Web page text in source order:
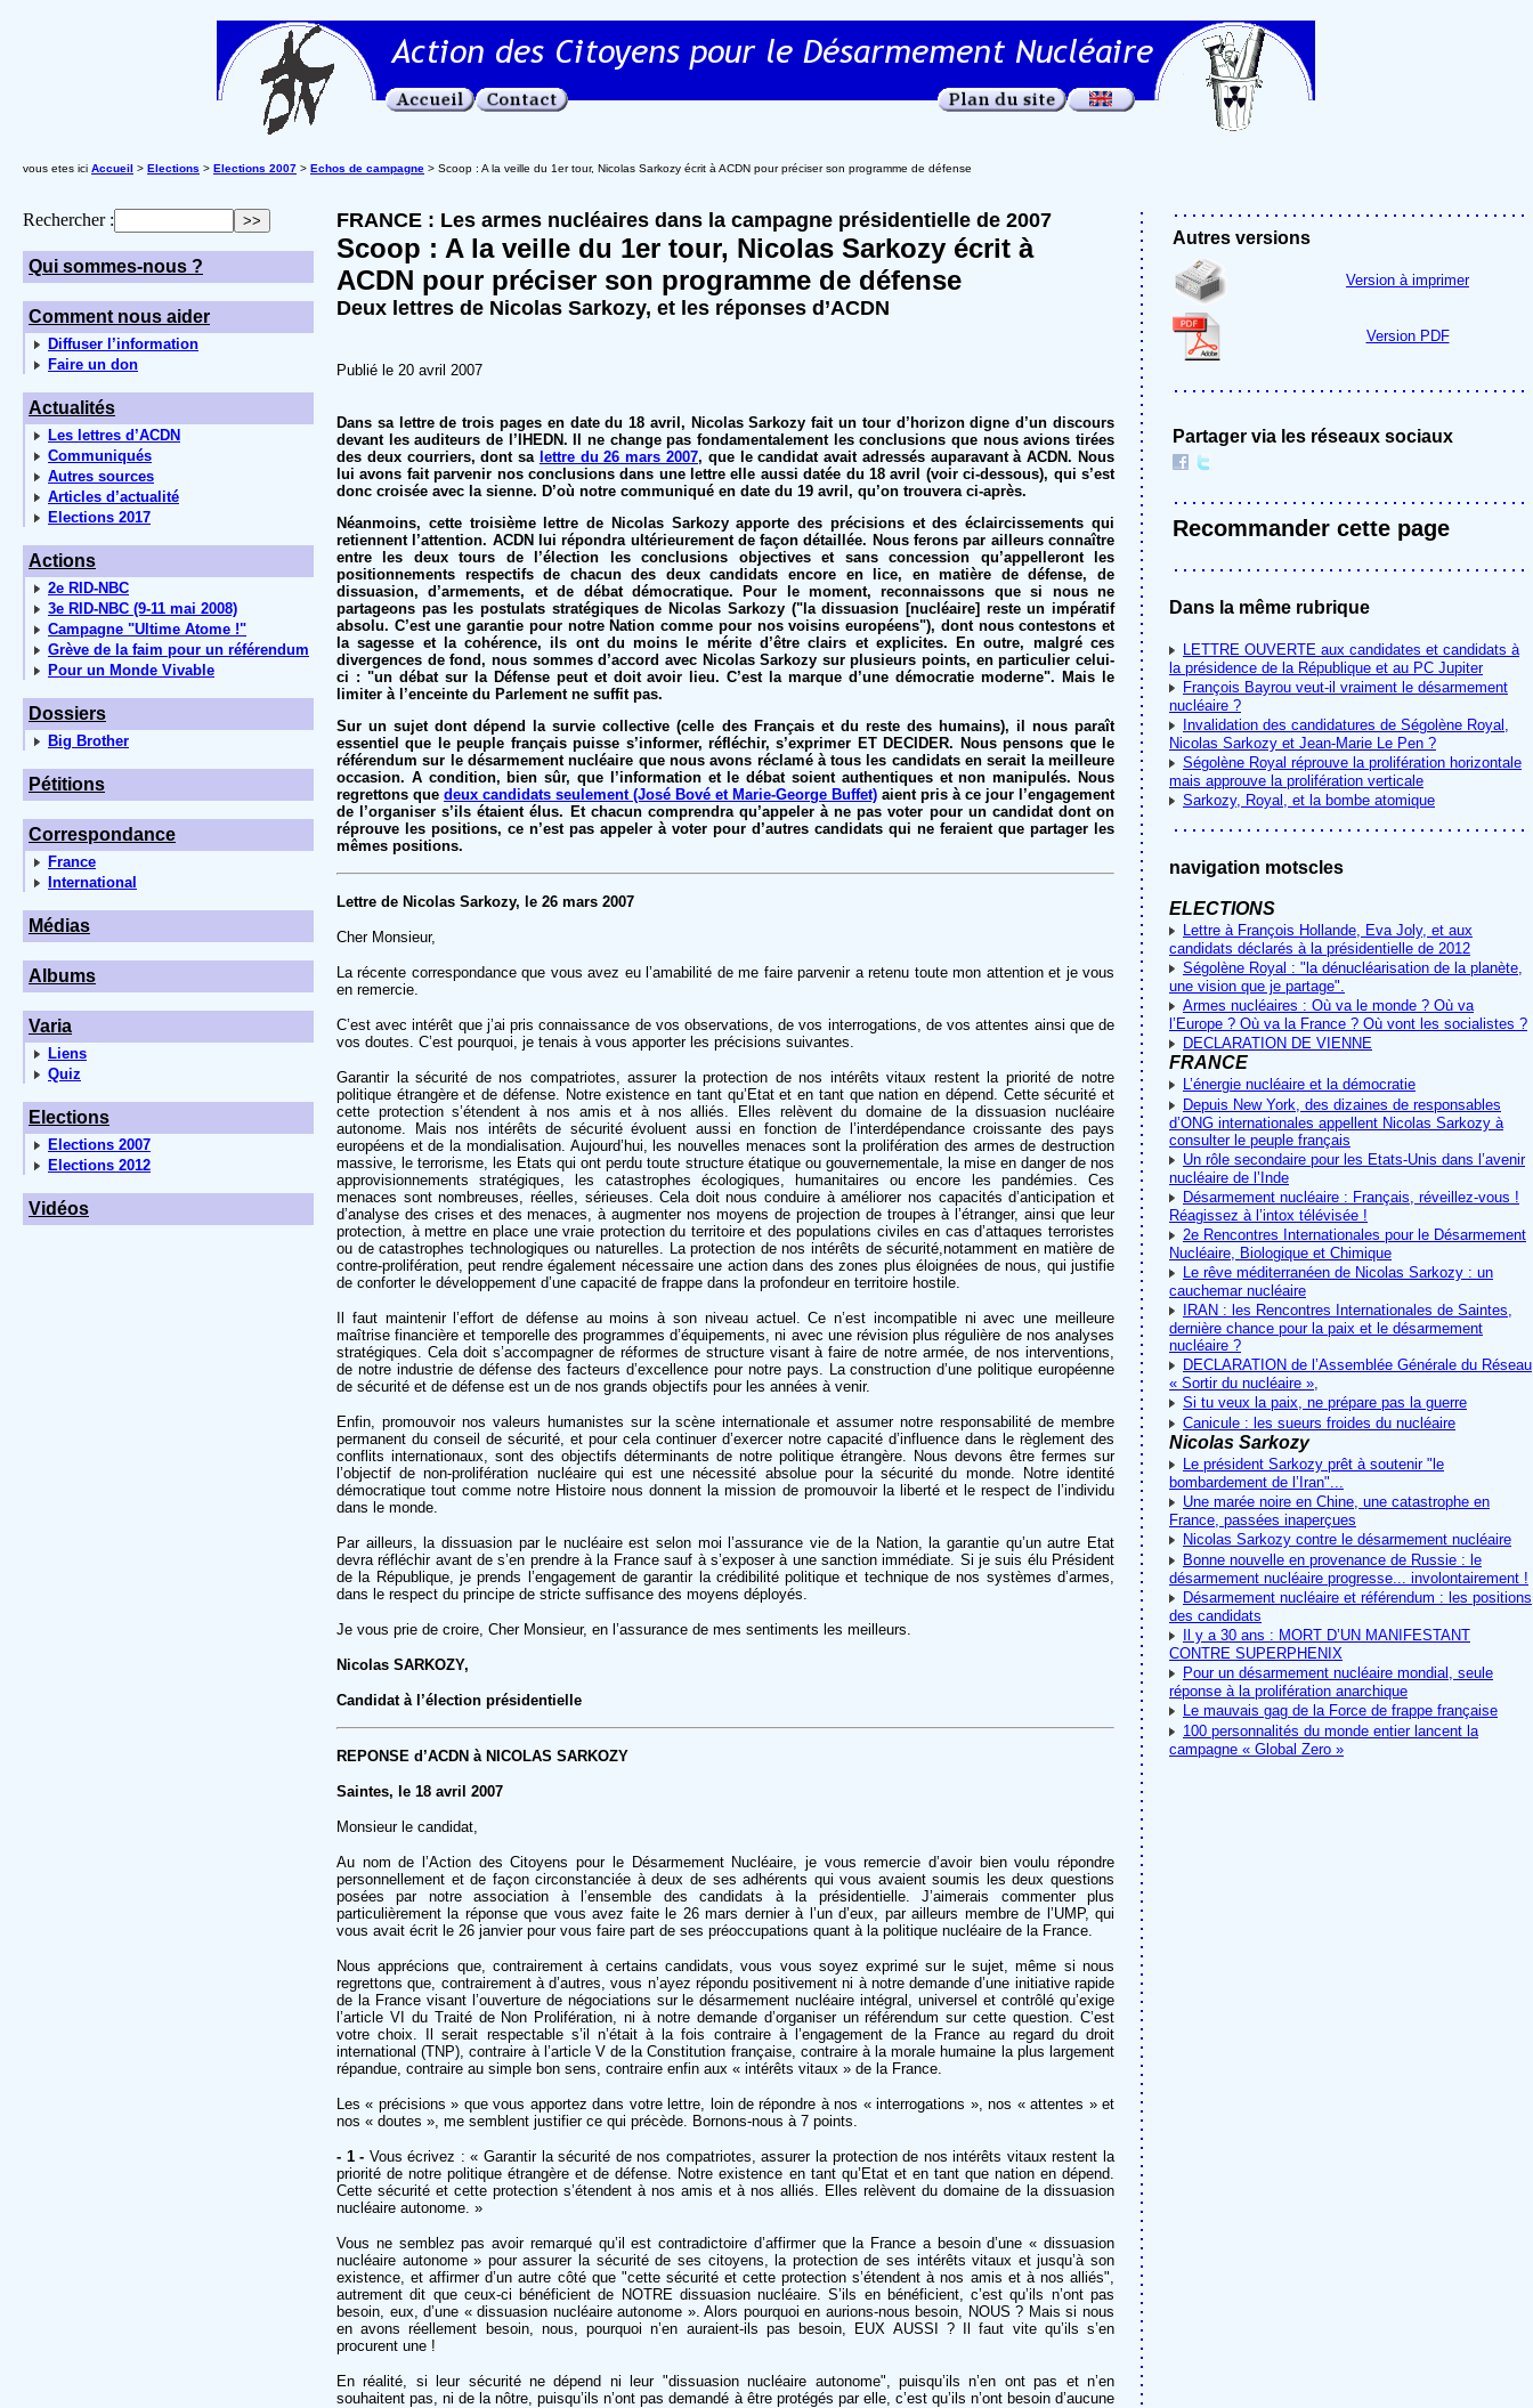
vous etes ici Accueil > Elections > Elections 2007 > Echos de campagne > Scoop : A la veille du 1er tour, Nicolas Sarkozy écrit à ACDN pour préciser son programme de défense
Rechercher :
Qui sommes-nous ?
Comment nous aider
Diffuser l’information
Faire un don
Actualités
Les lettres d’ACDN
Communiqués
Autres sources
Articles d’actualité
Elections 2017
Actions
2e RID-NBC
3e RID-NBC (9-11 mai 2008)
Campagne "Ultime Atome !"
Grève de la faim pour un référendum
Pour un Monde Vivable
Dossiers
Big Brother
Pétitions
Correspondance
France
International
Médias
Albums
Varia
Liens
Quiz
Elections
Elections 2007
Elections 2012
Vidéos
FRANCE : Les armes nucléaires dans la campagne présidentielle de 2007
Scoop : A la veille du 1er tour, Nicolas Sarkozy écrit à
ACDN pour préciser son programme de défense
Deux lettres de Nicolas Sarkozy, et les réponses d’ACDN
Publié le 20 avril 2007
Dans sa lettre de trois pages en date du 18 avril, Nicolas Sarkozy fait un tour d’horizon digne d’un discours
devant les auditeurs de l’IHEDN. Il ne change pas fondamentalement les conclusions que nous avions tirées
des deux courriers, dont sa lettre du 26 mars 2007, que le candidat avait adressés auparavant à ACDN. Nous
lui avons fait parvenir nos conclusions dans une lettre elle aussi datée du 18 avril (voir ci-dessous), qui s’est
donc croisée avec la sienne. D’où notre communiqué en date du 19 avril, qu’on trouvera ci-après.
Néanmoins, cette troisième lettre de Nicolas Sarkozy apporte des précisions et des éclaircissements qui
retiennent l’attention. ACDN lui répondra ultérieurement de façon détaillée. Nous ferons par ailleurs connaître
entre les deux tours de l’élection les conclusions objectives et sans concession qu’appelleront les
positionnements respectifs de chacun des deux candidats encore en lice, en matière de défense, de
dissuasion, d’armements, et de débat démocratique. Pour le moment, reconnaissons que si nous ne
partageons pas les postulats stratégiques de Nicolas Sarkozy ("la dissuasion [nucléaire] reste un impératif
absolu. C’est une garantie pour notre Nation comme pour nos voisins européens"), dont nous contestons et
la sagesse et la cohérence, ils ont du moins le mérite d’être clairs et explicites. En outre, malgré ces
divergences de fond, nous sommes d’accord avec Nicolas Sarkozy sur plusieurs points, en particulier celui-
ci : "un débat sur la Défense peut et doit avoir lieu. C’est la marque d’une démocratie moderne". Mais le
limiter à l’enceinte du Parlement ne suffit pas.
Sur un sujet dont dépend la survie collective (celle des Français et du reste des humains), il nous paraît
essentiel que le peuple français puisse s’informer, réfléchir, s’exprimer ET DECIDER. Nous pensons que le
référendum sur le désarmement nucléaire que nous avons réclamé à tous les candidats en serait la meilleure
occasion. A condition, bien sûr, que l’information et le débat soient authentiques et non manipulés. Nous
regrettons que deux candidats seulement (José Bové et Marie-George Buffet) aient pris à ce jour l’engagement
de l’organiser s’ils étaient élus. Et chacun comprendra qu’appeler à ne pas voter pour un candidat dont on
réprouve les positions, ce n’est pas appeler à voter pour d’autres candidats qui ne feraient que partager les
mêmes positions.
Lettre de Nicolas Sarkozy, le 26 mars 2007
Cher Monsieur,
La récente correspondance que vous avez eu l’amabilité de me faire parvenir a retenu toute mon attention et je vous
en remercie.
C’est avec intérêt que j’ai pris connaissance de vos observations, de vos interrogations, de vos attentes ainsi que de
vos doutes. C’est pourquoi, je tenais à vous apporter les précisions suivantes.
Garantir la sécurité de nos compatriotes, assurer la protection de nos intérêts vitaux restent la priorité de notre
politique étrangère et de défense. Notre existence en tant qu’Etat et en tant que nation en dépend. Cette sécurité et
cette protection s’étendent à nos amis et à nos alliés. Elles relèvent du domaine de la dissuasion nucléaire
autonome. Mais nos intérêts de sécurité évoluent aussi en fonction de l’interdépendance croissante des pays
européens et de la mondialisation. Aujourd’hui, les nouvelles menaces sont la prolifération des armes de destruction
massive, le terrorisme, les Etats qui ont perdu toute structure étatique ou gouvernementale, la mise en danger de nos
approvisionnements stratégiques, les catastrophes écologiques, humanitaires ou encore les pandémies. Ces
menaces sont nombreuses, réelles, sérieuses. Cela doit nous conduire à améliorer nos capacités d’anticipation et
d’analyse des crises et des menaces, à augmenter nos moyens de projection de troupes à l’étranger, ainsi que leur
protection, à mettre en place une vraie protection du territoire et des populations civiles en cas d’attaques terroristes
ou de catastrophes technologiques ou naturelles. La protection de nos intérêts de sécurité,notamment en matière de
contre-prolifération, peut rendre également nécessaire une action dans des zones plus éloignées de nous, qui justifie
de conforter le développement d’une capacité de frappe dans la profondeur en territoire hostile.
Il faut maintenir l’effort de défense au moins à son niveau actuel. Ce n’est incompatible ni avec une meilleure
maîtrise financière et temporelle des programmes d’équipements, ni avec une révision plus régulière de nos analyses
stratégiques. Cela doit s’accompagner de réformes de structure visant à faire de notre armée, de nos interventions,
de notre industrie de défense des facteurs d’excellence pour notre pays. La construction d’une politique européenne
de sécurité et de défense est un de nos grands objectifs pour les années à venir.
Enfin, promouvoir nos valeurs humanistes sur la scène internationale et assumer notre responsabilité de membre
permanent du conseil de sécurité, et pour cela continuer d’exercer notre capacité d’influence dans le règlement des
conflits internationaux, sont des objectifs déterminants de notre politique étrangère. Nous devons être fermes sur
l’objectif de non-prolifération nucléaire qui est une nécessité absolue pour la sécurité du monde. Notre identité
démocratique tout comme notre Histoire nous donnent la mission de promouvoir la liberté et le respect de l’individu
dans le monde.
Par ailleurs, la dissuasion par le nucléaire est selon moi l’assurance vie de la Nation, la garantie qu’un autre Etat
devra réfléchir avant de s’en prendre à la France sauf à s’exposer à une sanction immédiate. Si je suis élu Président
de la République, je prends l’engagement de garantir la crédibilité politique et technique de nos systèmes d’armes,
dans le respect du principe de stricte suffisance des moyens déployés.
Je vous prie de croire, Cher Monsieur, en l’assurance de mes sentiments les meilleurs.
Nicolas SARKOZY,
Candidat à l’élection présidentielle
REPONSE d’ACDN à NICOLAS SARKOZY
Saintes, le 18 avril 2007
Monsieur le candidat,
Au nom de l’Action des Citoyens pour le Désarmement Nucléaire, je vous remercie d’avoir bien voulu répondre
personnellement et de façon circonstanciée à deux de ses adhérents qui vous avaient soumis les deux questions
posées par notre association à l’ensemble des candidats à la présidentielle. J’aimerais commenter plus
particulièrement la réponse que vous avez faite le 26 mars dernier à l’un d’eux, par ailleurs membre de l’UMP, qui
vous avait écrit le 26 janvier pour vous faire part de ses préoccupations quant à la politique nucléaire de la France.
Nous apprécions que, contrairement à certains candidats, vous vous soyez exprimé sur le sujet, même si nous
regrettons que, contrairement à d’autres, vous n’ayez répondu positivement ni à notre demande d’une initiative rapide
de la France visant l’ouverture de négociations sur le désarmement nucléaire intégral, universel et contrôlé qu’exige
l’article VI du Traité de Non Prolifération, ni à notre demande d’organiser un référendum sur cette question. C’est
votre choix. Il serait respectable s’il n’était à la fois contraire à l’engagement de la France au regard du droit
international (TNP), contraire à l’article V de la Constitution française, contraire à la morale humaine la plus largement
répandue, contraire au simple bon sens, contraire enfin aux « intérêts vitaux » de la France.
Les « précisions » que vous apportez dans votre lettre, loin de répondre à nos « interrogations », nos « attentes » et
nos « doutes », me semblent justifier ce qui précède. Bornons-nous à 7 points.
- 1 - Vous écrivez : « Garantir la sécurité de nos compatriotes, assurer la protection de nos intérêts vitaux restent la
priorité de notre politique étrangère et de défense. Notre existence en tant qu’Etat et en tant que nation en dépend.
Cette sécurité et cette protection s’étendent à nos amis et à nos alliés. Elles relèvent du domaine de la dissuasion
nucléaire autonome. »
Vous ne semblez pas avoir remarqué qu’il est contradictoire d’affirmer que la France a besoin d’une « dissuasion
nucléaire autonome » pour assurer la sécurité de ses citoyens, la protection de ses intérêts vitaux et jusqu’à son
existence, et affirmer d’un autre côté que "cette sécurité et cette protection s’étendent à nos amis et à nos alliés",
autrement dit que ceux-ci bénéficient de NOTRE dissuasion nucléaire. S’ils en bénéficient, c’est qu’ils n’ont pas
besoin, eux, d’une « dissuasion nucléaire autonome ». Alors pourquoi en aurions-nous besoin, NOUS ? Mais si nous
en avons réellement besoin, nous, pourquoi n’en auraient-ils pas besoin, EUX AUSSI ? Il faut vite qu’ils s’en
procurent une !
En réalité, si leur sécurité ne dépend ni leur "dissuasion nucléaire autonome", puisqu’ils n’en ont pas et n’en
souhaitent pas, ni de la nôtre, puisqu’ils n’ont pas demandé à être protégés par elle, c’est qu’ils n’ont besoin d’aucune
Autres versions
Version à imprimer
Version PDF
Partager via les réseaux sociaux
Recommander cette page
Dans la même rubrique
LETTRE OUVERTE aux candidates et candidats à
la présidence de la République et au PC Jupiter
François Bayrou veut-il vraiment le désarmement
nucléaire ?
Invalidation des candidatures de Ségolène Royal,
Nicolas Sarkozy et Jean-Marie Le Pen ?
Ségolène Royal réprouve la prolifération horizontale
mais approuve la prolifération verticale
Sarkozy, Royal, et la bombe atomique
navigation motscles
ELECTIONS
Lettre à François Hollande, Eva Joly, et aux
candidats déclarés à la présidentielle de 2012
Ségolène Royal : "la dénucléarisation de la planète,
une vision que je partage".
Armes nucléaires : Où va le monde ? Où va
l’Europe ? Où va la France ? Où vont les socialistes ?
DECLARATION DE VIENNE
FRANCE
L’énergie nucléaire et la démocratie
Depuis New York, des dizaines de responsables
d’ONG internationales appellent Nicolas Sarkozy à
consulter le peuple français
Un rôle secondaire pour les Etats-Unis dans l’avenir
nucléaire de l’Inde
Désarmement nucléaire : Français, réveillez-vous !
Réagissez à l’intox télévisée !
2e Rencontres Internationales pour le Désarmement
Nucléaire, Biologique et Chimique
Le rêve méditerranéen de Nicolas Sarkozy : un
cauchemar nucléaire
IRAN : les Rencontres Internationales de Saintes,
dernière chance pour la paix et le désarmement
nucléaire ?
DECLARATION de l’Assemblée Générale du Réseau
« Sortir du nucléaire »,
Si tu veux la paix, ne prépare pas la guerre
Canicule : les sueurs froides du nucléaire
Nicolas Sarkozy
Le président Sarkozy prêt à soutenir "le
bombardement de l’Iran"...
Une marée noire en Chine, une catastrophe en
France, passées inaperçues
Nicolas Sarkozy contre le désarmement nucléaire
Bonne nouvelle en provenance de Russie : le
désarmement nucléaire progresse... involontairement !
Désarmement nucléaire et référendum : les positions
des candidats
Il y a 30 ans : MORT D’UN MANIFESTANT
CONTRE SUPERPHENIX
Pour un désarmement nucléaire mondial, seule
réponse à la prolifération anarchique
Le mauvais gag de la Force de frappe française
100 personnalités du monde entier lancent la
campagne « Global Zero »